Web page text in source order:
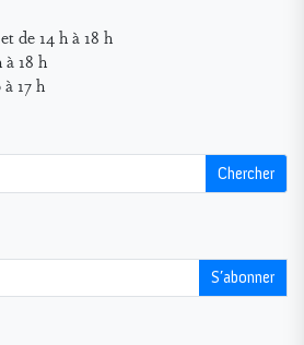
de 14 h à 18 h
à 18 h
17 h
Chercher
S’abonner